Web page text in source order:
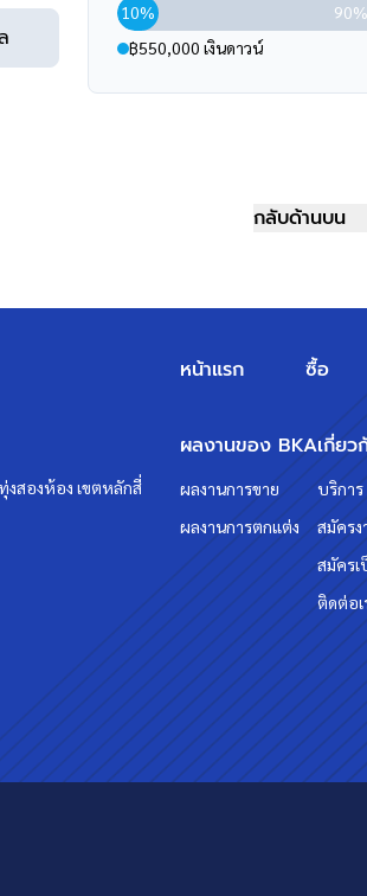
10%
90%
฿550,000 เงินดาวน์
กลับด้านบน
งสองห้อง เขตหลักสี่
หน้าแรก ซื้อ
ผลงานของ BKA
ผลงานการขาย
ผลงานการตกแต่ง
เกี่ยว
บริการ
สมัครง
สมัครเ
ติดต่อเ